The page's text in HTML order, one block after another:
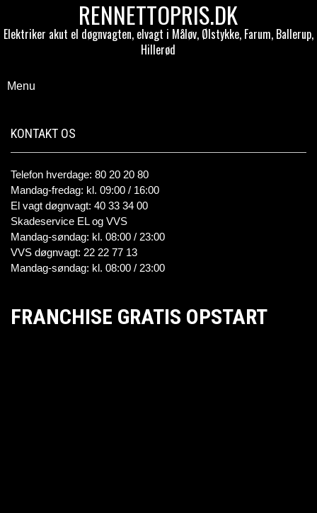
RENNETTOPRIS.DK
Elektriker akut el døgnvagten, elvagt i Måløv, Ølstykke, Farum, Ballerup,
Hillerød
Menu
KONTAKT OS
Telefon hverdage: 80 20 20 80
Mandag-fredag: kl. 09:00 / 16:00
El vagt døgnvagt: 40 33 34 00
Skadeservice EL og VVS
Mandag-søndag: kl. 08:00 / 23:00
VVS døgnvagt: 22 22 77 13
Mandag-søndag: kl. 08:00 / 23:00
FRANCHISE GRATIS OPSTART